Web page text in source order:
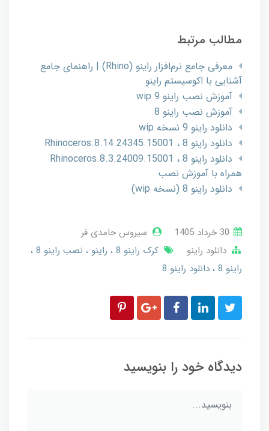
مطالب مرتبط
معرفی جامع نرم‌افزار راینو (Rhino) | راهنمای جامع
آشنایی با اکوسیستم راینو
آموزش نصب راینو 9 wip
آموزش نصب راینو 8
دانلود راینو 9 نسخه wip
دانلود راینو 8 ، Rhinoceros.8.14.24345.15001
دانلود راینو 8 ، Rhinoceros.8.3.24009.15001
همراه با آموزش نصب
دانلود راینو 8 (نسخه wip)
سیروس حامدی فر
دانلود راینو
کرک راینو 8 راینو
نصب راینو 8
راینو 8
دانلود راینو 8
دیدگاه خود را بنویسید